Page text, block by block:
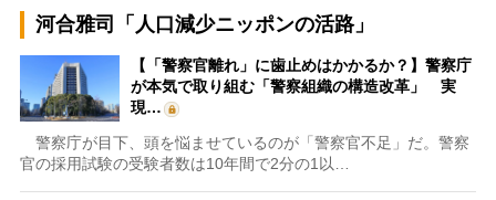
河合雅司「人口減少ニッポンの活路」
【「警察官離れ」に歯止めはかかるか？】警察庁
が本気で取り組む「警察組織の構造改革」 実
現…
警察庁が目下、頭を悩ませているのが「警察官不足」だ。警察
官の採用試験の受験者数は10年間で2分の1以…